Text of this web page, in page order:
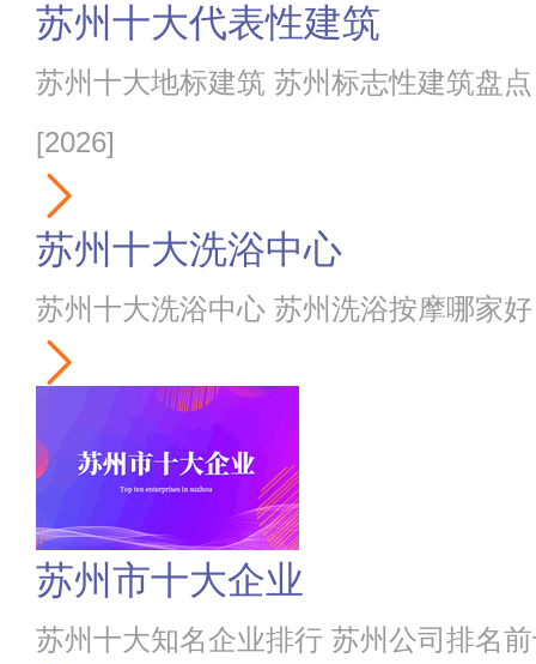
苏州十大代表性建筑
苏州十大地标建筑 苏州标志性建筑盘
[2026]
苏州十大洗浴中心
苏州十大洗浴中心 苏州洗浴按摩哪家
苏州市十大企业
苏州十大知名企业排行 苏州公司排名